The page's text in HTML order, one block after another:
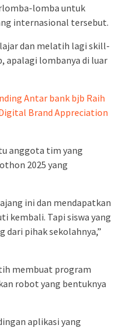
lomba untuk
internasional tersebut.
dan melatih lagi skill-
apalagi lombanya di luar
Antar bank bjb Raih
Brand Appreciation
anggota tim yang
2025 yang
ini dan mendapatkan
kembali. Tapi siswa yang
pihak sekolahnya,”
membuat program
robot yang bentuknya
aplikasi yang